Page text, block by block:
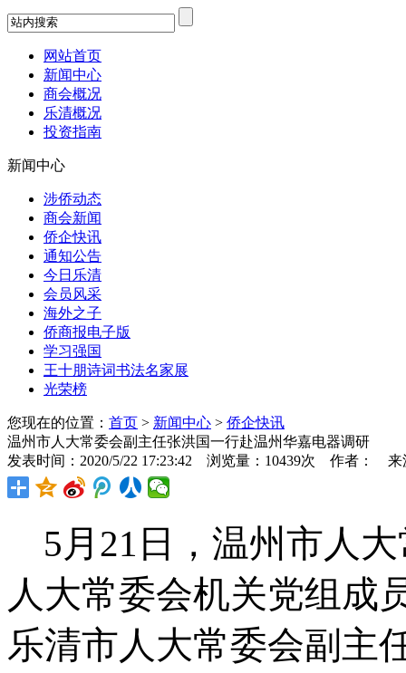
网站首页
新闻中心
商会概况
乐清概况
投资指南
新闻中心
涉侨动态
商会新闻
侨企快讯
通知公告
今日乐清
会员风采
海外之子
侨商报电子版
学习强国
王十朋诗词书法名家展
光荣榜
您现在的位置： 首页 > 新闻中心 > 侨企快讯
温州市人大常委会副主任张洪国一行赴温州华嘉电器调研
发表时间：2020/5/22 17:23:42 浏览量：10439次 作者： 来
5月 21 日，温州市人
人大常委会机关党组成
乐清市人大常委会副主